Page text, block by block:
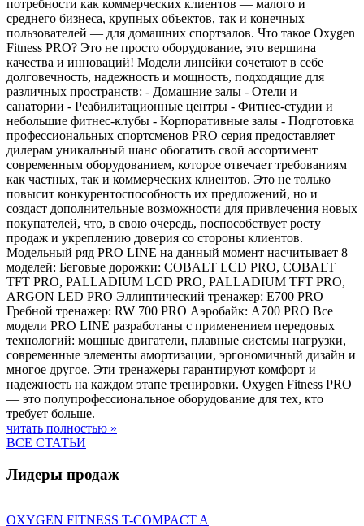
потребности как коммерческих клиентов — малого и
среднего бизнеса, крупных объектов, так и конечных
пользователей — для домашних спортзалов. Что такое Oxygen
Fitness PRO? Это не просто оборудование, это вершина
качества и инноваций! Модели линейки сочетают в себе
долговечность, надежность и мощность, подходящие для
различных пространств: - Домашние залы - Отели и
санатории - Реабилитационные центры - Фитнес-студии и
небольшие фитнес-клубы - Корпоративные залы - Подготовка
профессиональных спортсменов PRO серия предоставляет
дилерам уникальный шанс обогатить свой ассортимент
современным оборудованием, которое отвечает требованиям
как частных, так и коммерческих клиентов. Это не только
повысит конкурентоспособность их предложений, но и
создаст дополнительные возможности для привлечения новых
покупателей, что, в свою очередь, поспособствует росту
продаж и укреплению доверия со стороны клиентов.
Модельный ряд PRO LINE на данный момент насчитывает 8
моделей: Беговые дорожки: COBALT LCD PRO, COBALT
TFT PRO, PALLADIUM LCD PRO, PALLADIUM TFT PRO,
ARGON LED PRO Эллиптический тренажер: E700 PRO
Гребной тренажер: RW 700 PRO Аэробайк: A700 PRO Все
модели PRO LINE разработаны с применением передовых
технологий: мощные двигатели, плавные системы нагрузки,
современные элементы амортизации, эргономичный дизайн и
многое другое. Эти тренажеры гарантируют комфорт и
надежность на каждом этапе тренировки. Oxygen Fitness PRO
— это полупрофессиональное оборудование для тех, кто
требует больше.
читать полностью »
ВСЕ СТАТЬИ
Лидеры продаж
OXYGEN FITNESS T-COMPACT A